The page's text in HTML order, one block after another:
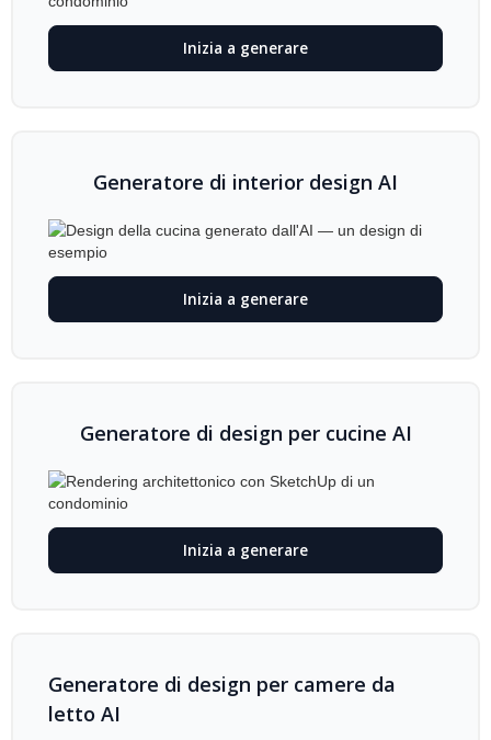
Inizia a generare
Generatore di interior design AI
Inizia a generare
Generatore di design per cucine AI
Inizia a generare
Generatore di design per camere da
letto AI